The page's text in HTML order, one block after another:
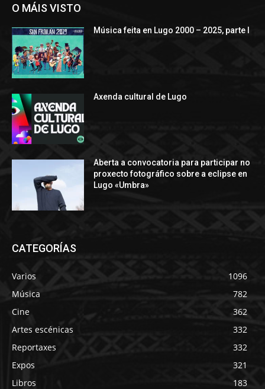
O MÁIS VISTO
Música feita en Lugo 2000 – 2025, parte I
Axenda cultural de Lugo
Aberta a convocatoria para participar no
proxecto fotográfico sobre a eclipse en
Lugo «Umbra»
CATEGORÍAS
Varios
1096
Música
782
Cine
362
Artes escénicas
332
Reportaxes
332
Expos
321
Libros
183